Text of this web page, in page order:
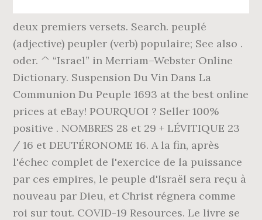
deux premiers versets. Search. peuplé
(adjective) peupler (verb) populaire; See also .
oder. ^ “Israel” in Merriam–Webster Online
Dictionary. Suspension Du Vin Dans La
Communion Du Peuple 1693 at the best online
prices at eBay! POURQUOI ? Seller 100%
positive . NOMBRES 28 et 29 + LÉVITIQUE 23
/ 16 et DEUTÉRONOME 16. A la fin, après
l'échec complet de l'exercice de la puissance
par ces empires, le peuple d'Israël sera reçu à
nouveau par Dieu, et Christ régnera comme
roi sur tout. COVID-19 Resources. Le livre se